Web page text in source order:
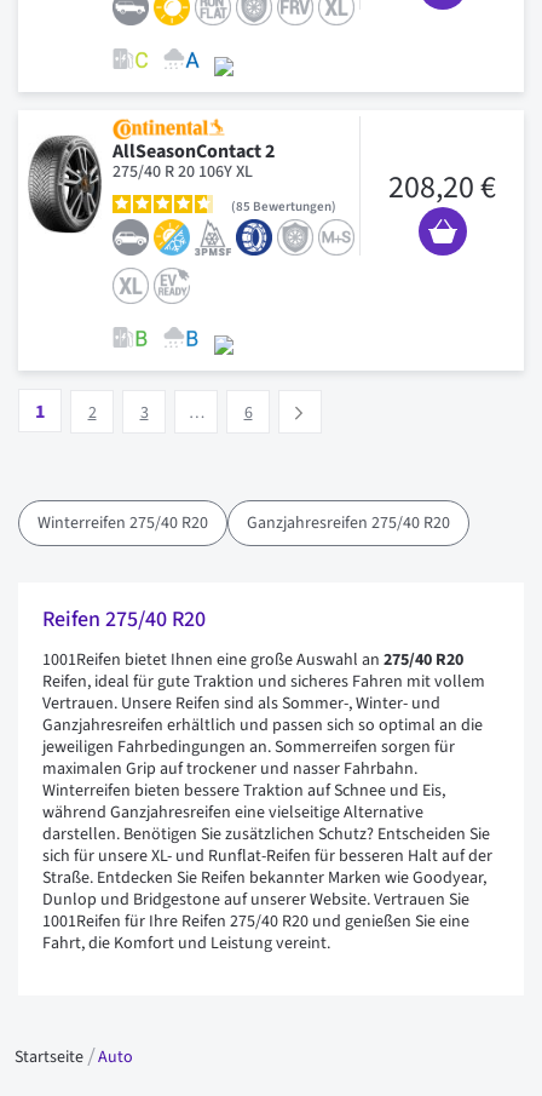
AllSeasonContact 2
275/40 R 20 106Y XL
85 Bewertungen 208,20 €
Vous lisez actuellement la page
1 2 3 … 6
Winterreifen 275/40 R20 Ganzjahresreifen 275/40 R20
Reifen 275/40 R20
1001Reifen bietet Ihnen eine große Auswahl an 275/40 R20
Reifen, ideal für gute Traktion und sicheres Fahren mit vollem
Vertrauen. Unsere Reifen sind als Sommer-, Winter- und
Ganzjahresreifen erhältlich und passen sich so optimal an die
jeweiligen Fahrbedingungen an. Sommerreifen sorgen für
maximalen Grip auf trockener und nasser Fahrbahn.
Winterreifen bieten bessere Traktion auf Schnee und Eis,
während Ganzjahresreifen eine vielseitige Alternative
darstellen. Benötigen Sie zusätzlichen Schutz? Entscheiden Sie
sich für unsere XL- und Runflat-Reifen für besseren Halt auf der
Straße. Entdecken Sie Reifen bekannter Marken wie Goodyear,
Dunlop und Bridgestone auf unserer Website. Vertrauen Sie
1001Reifen für Ihre Reifen 275/40 R20 und genießen Sie eine
Fahrt, die Komfort und Leistung vereint.
Startseite Auto